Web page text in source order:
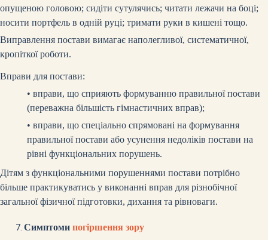
опущеною головою; сидіти сутулячись; читати лежачи на боці;
носити портфель в одній руці; тримати руки в кишені тощо.
Виправлення постави вимагає наполегливої, систематичної,
кропіткої роботи.
Вправи для постави:
•вправи, що сприяють формуванню правильної постави
(переважна більшість гімнастичних вправ);
•вправи, що спеціально спрямовані на формування
правильної постави або усунення недоліків постави на
рівні функціональних порушень.
Дітям з функціональними порушеннями постави потрібно
більше практикуватись у виконанні вправ для різнобічної
загальної фізичної підготовки, дихання та рівноваги.
Симптоми погіршення зору